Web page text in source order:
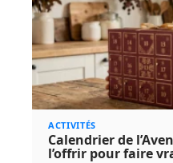
ACTIVITÉS
Calendrier de
l’offrir pour faire